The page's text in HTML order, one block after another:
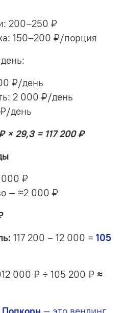
200–250 ₽
150–200 ₽/порция
₽/день
2 000 ₽/день
день
× 29,3 = 117 200 ₽
000 ₽
— ≈2 000 ₽
117 200 – 12 000 = 105
000 ₽ ÷ 105 200 ₽ ≈